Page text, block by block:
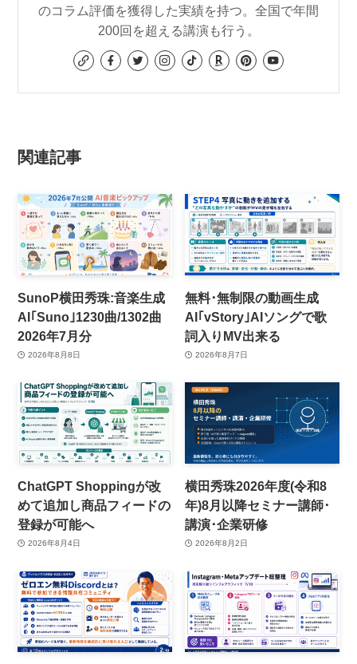
のコラム評価を獲得した実績を持つ。全国で年間
200回を超える講演も行う。
関連記事
SunoP横田秀珠:音楽生成
AI｢Suno｣1230曲/1302曲
2026年7月分
2026年8月8日
無料･無制限の動画生成
AI｢vStory｣AIソングで歌
詞入りMV出来る
2026年8月7日
ChatGPT Shoppingが改
めて追加し商品フィードの
登録が可能へ
2026年8月4日
横田秀珠2026年度(令和8
年)8月以降セミナー講師･
講演･企業研修
2026年8月2日